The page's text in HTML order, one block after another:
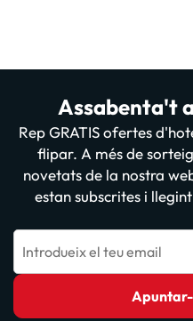
Assabenta't
Rep GRATIS ofertes
flipar. A més de
novetats de la nostra
estan subscrites i
Introdueix el teu email
Apuntar-